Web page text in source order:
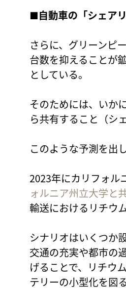
■自動車の「シェア
さらに、グリーンピ
台数を抑えることが
としている。
そのためには、いか
ら共有すること（シ
このような予測を出
2023年にカリフォル
ォルニア州立大学と
輸送におけるリチウ
シナリオはいくつか
交通の充実や都市の
げることで、リチウ
テリーの小型化を図